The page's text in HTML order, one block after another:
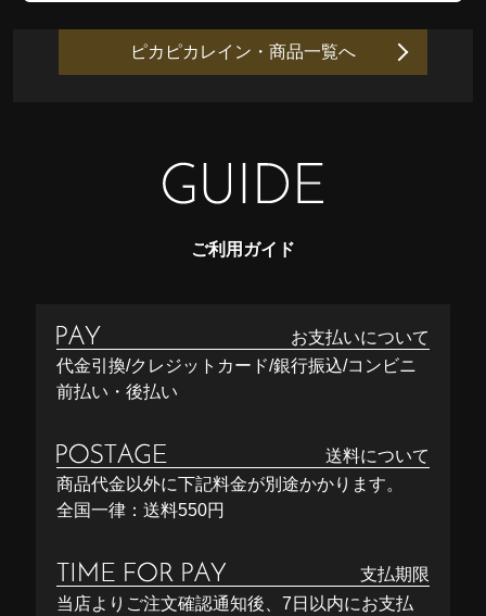
ピカピカレイン・商品一覧へ
ご利用ガイド
お支払いについて
代金引換/クレジットカード/銀行振込/コンビニ
前払い・後払い
送料について
商品代金以外に下記料金が別途かかります。
全国一律：送料550円
支払期限
当店よりご注文確認通知後、7日以内にお支払